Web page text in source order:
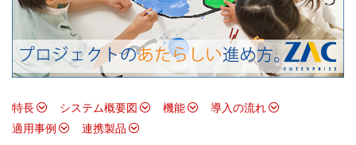
特長 システム概要図 機能
導入の流れ
適用事例
連携製品